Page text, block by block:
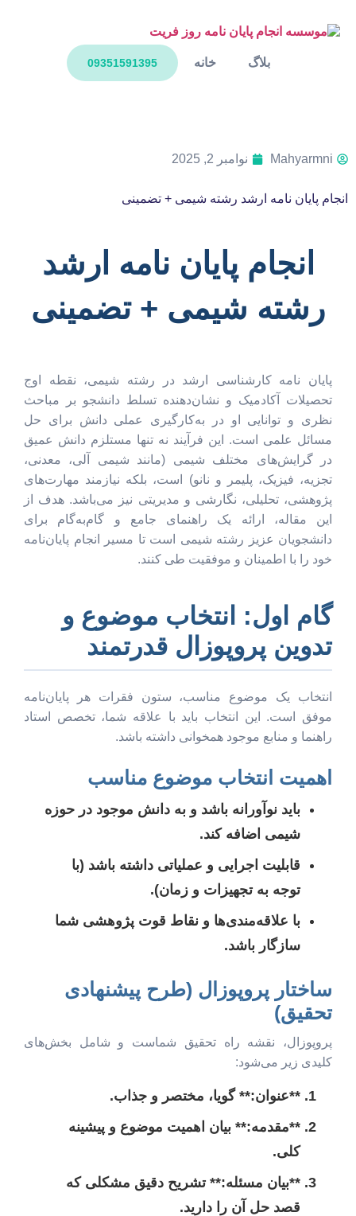
خانه بلاگ 09351591395
Mahyarmni نوامبر 2, 2025
انجام پایان نامه ارشد رشته شیمی + تضمینی
انجام پایان نامه ارشد
رشته شیمی + تضمینی
پایان نامه کارشناسی ارشد در رشته شیمی، نقطه اوج
تحصیلات آکادمیک و نشان‌دهنده تسلط دانشجو بر مباحث
نظری و توانایی او در به‌کارگیری عملی دانش برای حل
مسائل علمی است. این فرآیند نه تنها مستلزم دانش عمیق
در گرایش‌های مختلف شیمی (مانند شیمی آلی، معدنی،
تجزیه، فیزیک، پلیمر و نانو) است، بلکه نیازمند مهارت‌های
پژوهشی، تحلیلی، نگارشی و مدیریتی نیز می‌باشد. هدف از
این مقاله، ارائه یک راهنمای جامع و گام‌به‌گام برای
دانشجویان عزیز رشته شیمی است تا مسیر انجام پایان‌نامه
خود را با اطمینان و موفقیت طی کنند.
گام اول: انتخاب موضوع و
تدوین پروپوزال قدرتمند
انتخاب یک موضوع مناسب، ستون فقرات هر پایان‌نامه
موفق است. این انتخاب باید با علاقه شما، تخصص استاد
راهنما و منابع موجود همخوانی داشته باشد.
اهمیت انتخاب موضوع مناسب
باید نوآورانه باشد و به دانش موجود در حوزه
شیمی اضافه کند.
قابلیت اجرایی و عملیاتی داشته باشد (با
توجه به تجهیزات و زمان).
با علاقه‌مندی‌ها و نقاط قوت پژوهشی شما
سازگار باشد.
ساختار پروپوزال (طرح پیشنهادی
تحقیق)
پروپوزال، نقشه راه تحقیق شماست و شامل بخش‌های
کلیدی زیر می‌شود:
**عنوان:** گویا، مختصر و جذاب.
**مقدمه:** بیان اهمیت موضوع و پیشینه
کلی.
**بیان مسئله:** تشریح دقیق مشکلی که
قصد حل آن را دارید.